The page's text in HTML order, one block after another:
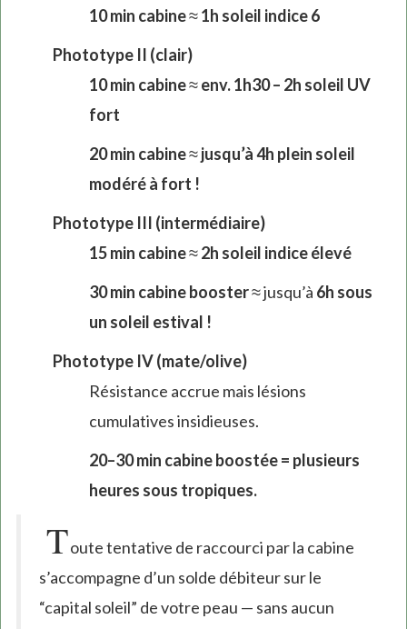
10 min cabine≈1h soleil indice 6
Phototype II (clair)
10 min cabine≈env. 1h30 – 2h soleil UV
fort
20 min cabine≈jusqu’à 4h plein soleil
modéré à fort !
Phototype III (intermédiaire)
15 min cabine≈2h soleil indice élevé
30 min cabine booster≈ jusqu’à 6h sous
un soleil estival !
Phototype IV (mate/olive)
Résistance accrue mais lésions
cumulatives insidieuses.
20–30 min cabine boostée = plusieurs
heures sous tropiques.
Toute tentative de raccourci par la cabine
s’accompagne d’un solde débiteur sur le
“capital soleil” de votre peau — sans aucun